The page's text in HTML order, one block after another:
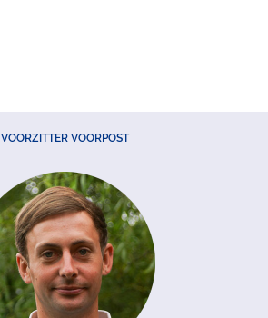
VOORZITTER VOORPOST